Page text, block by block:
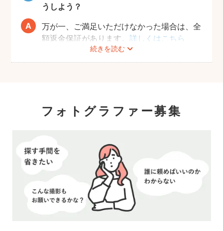
うしよう？
続きを読む
万が一、ご満足いただけなかった場合は、全
額返金保証があります。詳しくはこちら
フォトグラファー募集